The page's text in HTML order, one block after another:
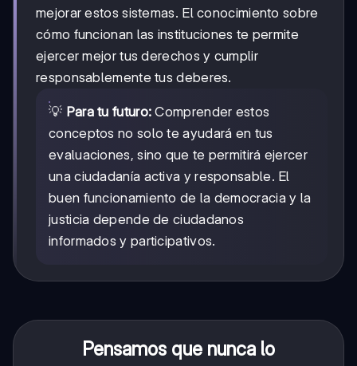
mejorar estos sistemas. El conocimiento sobre
cómo funcionan las instituciones te permite
ejercer mejor tus derechos y cumplir
responsablemente tus deberes.
💡 Para tu futuro: Comprender estos
conceptos no solo te ayudará en tus
evaluaciones, sino que te permitirá ejercer
una ciudadanía activa y responsable. El
buen funcionamiento de la democracia y la
justicia depende de ciudadanos
informados y participativos.
Pensamos que nunca lo